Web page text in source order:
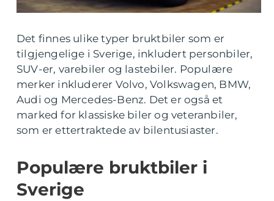
Det finnes ulike typer bruktbiler som er
tilgjengelige i Sverige, inkludert personbiler,
SUV-er, varebiler og lastebiler. Populære
merker inkluderer Volvo, Volkswagen, BMW,
Audi og Mercedes-Benz. Det er også et
marked for klassiske biler og veteranbiler,
som er ettertraktede av bilentusiaster.
Populære bruktbiler i
Sverige